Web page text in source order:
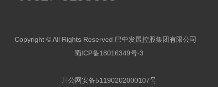
Copyright © All Rights Reserved 巴中发展控股集团有限公司
蜀ICP备18016349号-3
川公网安备51190202000107号